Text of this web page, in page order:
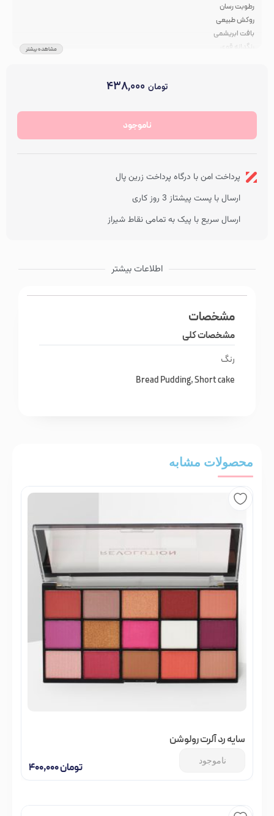
رطوبت رسان
روکش طبیعی
بافت ابریشمی
رنگدانه قوی
مانع از ایجاد خشکی و پوسته پوسته شدن برروی لب
مشاهده بیشتر
تومان
رنگ ناموجود
در انبار موجود نمی باشد
پرداخت امن با درگاه پرداخت زرین پال
ارسال با پست پیشتاز 3 روز کاری
ارسال سریع با پیک به تمامی نقاط شیراز
اطلاعات بیشتر
مشخصات
مشخصات کلی
رنگ
Bread Pudding, Short cake
محصولات مشابه
سایه رد آلرت رولوشن
تومان
ناموجود